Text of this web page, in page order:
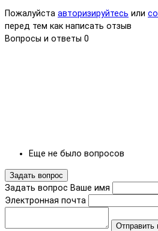
Пожалуйста авторизируйтесь или
перед тем как написать отзыв
Вопросы и ответы 0
Еще не было вопросов
Задать вопрос
Задать вопрос Ваше имя
Электронная почта
Отправить